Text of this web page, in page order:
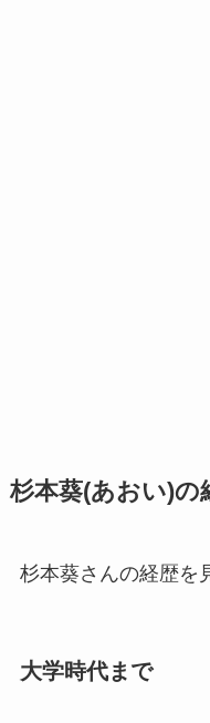
杉本葵(あおい)の
杉本葵さんの経歴を
大学時代まで